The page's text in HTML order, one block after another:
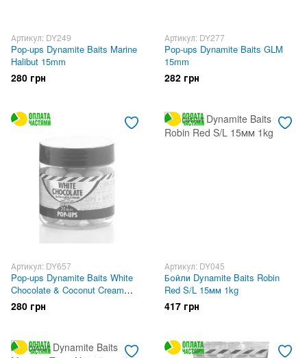
Артикул: DY249
Pop-ups Dynamite Baits Marine
Halibut 15mm
280 грн
Артикул: DY277
Pop-ups Dynamite Baits GLM
15mm
282 грн
Артикул: DY657
Pop-ups Dynamite Baits White
Chocolate & Coconut Cream
15mm
280 грн
Артикул: DY045
Бойли Dynamite Baits Robin
Red S/L 15мм 1kg
417 грн